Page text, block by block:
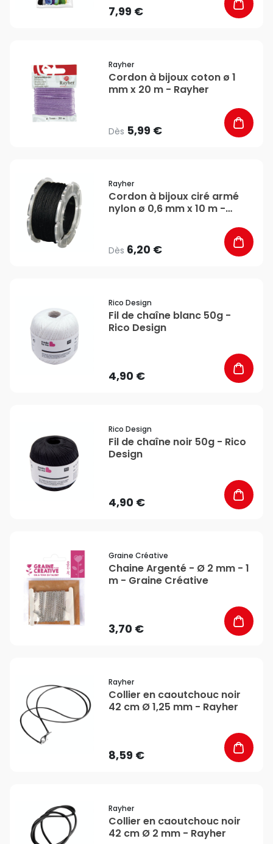
7,99 €
Rayher
Cordon à bijoux coton ø 1
mm x 20 m - Rayher
Dès 5,99 €
Rayher
Cordon à bijoux ciré armé
nylon ø 0,6 mm x 10 m -
Dès 6,20 €
Rico Design
Fil de chaîne blanc 50g -
Rico Design
4,90 €
Rico Design
Fil de chaîne noir 50g - Rico
Design
4,90 €
Graine Créative
Chaine Argenté - Ø 2 mm - 1
m - Graine Créative
3,70 €
Rayher
Collier en caoutchouc noir
42 cm Ø 1,25 mm - Rayher
8,59 €
Rayher
Collier en caoutchouc noir
42 cm Ø 2 mm - Rayher